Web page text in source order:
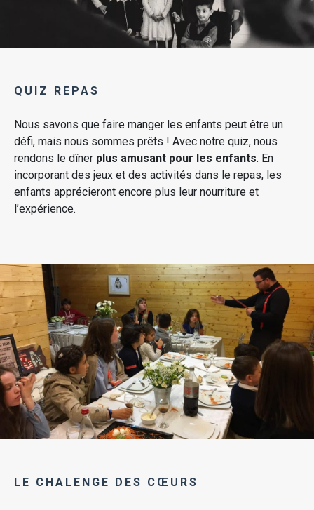
QUIZ REPAS
Nous savons que faire manger les enfants peut être un
défi, mais nous sommes prêts ! Avec notre quiz, nous
rendons le dîner plus amusant pour les enfants. En
incorporant des jeux et des activités dans le repas, les
enfants apprécieront encore plus leur nourriture et
l’expérience.
LE CHALENGE DES CŒURS